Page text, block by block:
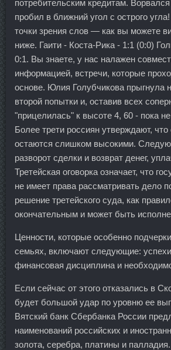
потребительским кредитам.
пробил в ближний угол с острого
точки зрения слов — как вы можете
ниже. Гаити - Коста-Рика - 1:1 (0:0)
0:1. Вы знаете, у нас налажен
информацией, встречи, которые
основе. Юлия Голубчикова прыгнула
второй попытки и, оставив всех
"прицелилась" к высоте 4, 60 - пока
Более трети россиян утверждают, что
остаются слишком высокими.
разворот сделки и возврат денег,
Третейская оговорка означает, что
не имеет права рассматривать дело
решение третейского суда, как
окончательным и может быть
Ценности, которые особенно
семьях, включают следующие:
финансовая дисциплина и
Если сейчас от этого отказались в
будет большой удар по уровню ее
Вятский банк Сбербанка России
наименований российских и
золота, серебра, платины и